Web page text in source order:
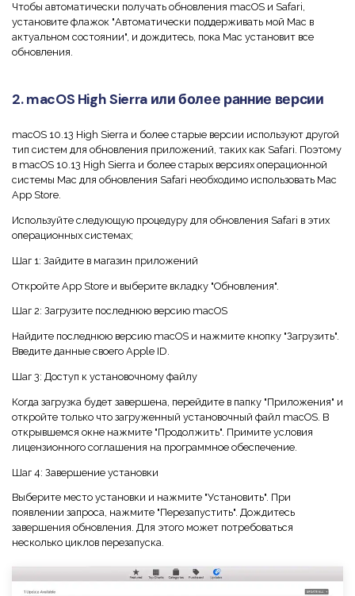
Чтобы автоматически получать обновления macOS и Safari,
установите флажок "Автоматически поддерживать мой Mac в
актуальном состоянии", и дождитесь, пока Mac установит все
обновления.
2. macOS High Sierra или более ранние версии
macOS 10.13 High Sierra и более старые версии используют другой
тип систем для обновления приложений, таких как Safari. Поэтому
в macOS 10.13 High Sierra и более старых версиях операционной
системы Mac для обновления Safari необходимо использовать Mac
App Store.
Используйте следующую процедуру для обновления Safari в этих
операционных системах;
Шаг 1: Зайдите в магазин приложений
Откройте App Store и выберите вкладку "Обновления".
Шаг 2: Загрузите последнюю версию macOS
Найдите последнюю версию macOS и нажмите кнопку "Загрузить".
Введите данные своего Apple ID.
Шаг 3: Доступ к установочному файлу
Когда загрузка будет завершена, перейдите в папку "Приложения" и
откройте только что загруженный установочный файл macOS. В
открывшемся окне нажмите "Продолжить". Примите условия
лицензионного соглашения на программное обеспечение.
Шаг 4: Завершение установки
Выберите место установки и нажмите "Установить". При
появлении запроса, нажмите "Перезапустить". Дождитесь
завершения обновления. Для этого может потребоваться
несколько циклов перезапуска.